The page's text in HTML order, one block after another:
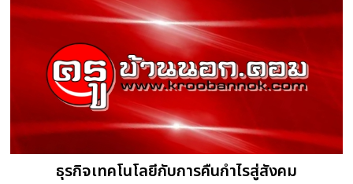
ธุรกิจเทคโนโลยีกับการคืนกำไรสู่สังคม